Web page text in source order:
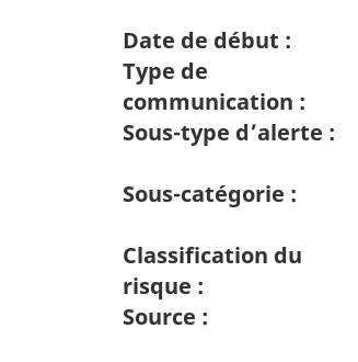
Date de début :
Type de
communication :
Sous-type d’alerte :
Sous-catégorie :
Classification du
risque :
Source :